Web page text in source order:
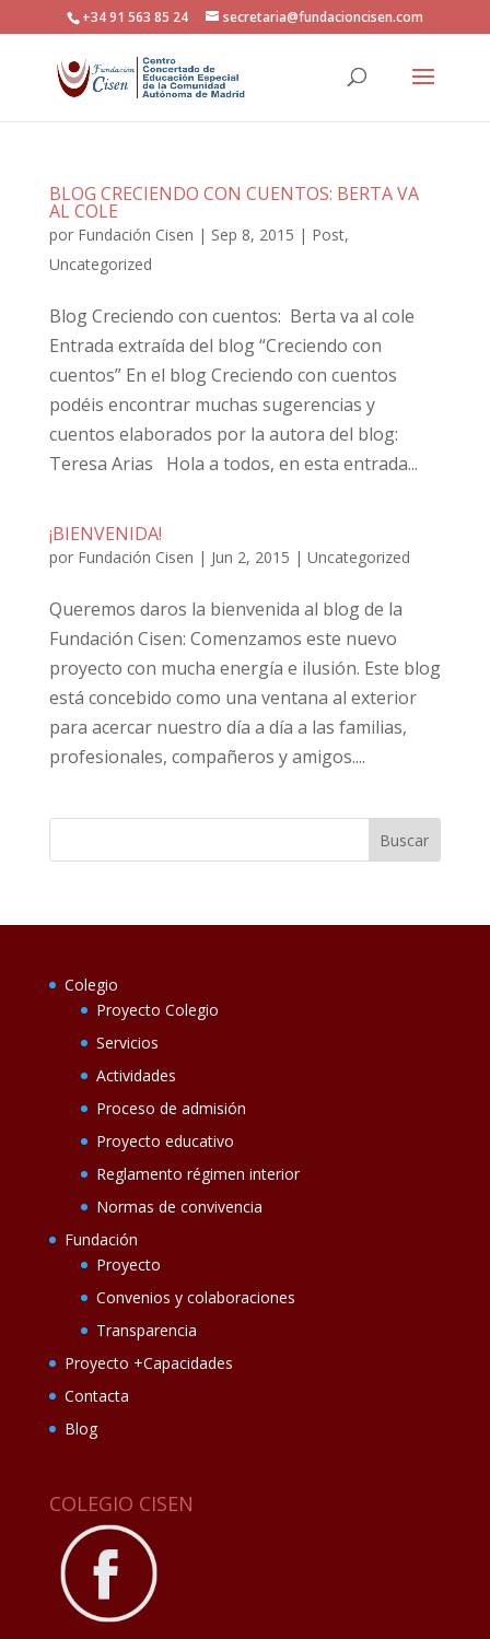
+34 91 563 85 24 secretaria@fundacioncisen.com
BLOG CRECIENDO CON CUENTOS: BERTA VA
AL COLE
por Fundación Cisen | Sep 8, 2015 | Post,
Uncategorized
Blog Creciendo con cuentos: Berta va al cole
Entrada extraída del blog “Creciendo con
cuentos” En el blog Creciendo con cuentos
podéis encontrar muchas sugerencias y
cuentos elaborados por la autora del blog:
Teresa Arias Hola a todos, en esta entrada...
¡BIENVENIDA!
por Fundación Cisen | Jun 2, 2015 | Uncategorized
Queremos daros la bienvenida al blog de la
Fundación Cisen: Comenzamos este nuevo
proyecto con mucha energía e ilusión. Este blog
está concebido como una ventana al exterior
para acercar nuestro día a día a las familias,
profesionales, compañeros y amigos....
Colegio
Proyecto Colegio
Servicios
Actividades
Proceso de admisión
Proyecto educativo
Reglamento régimen interior
Normas de convivencia
Fundación
Proyecto
Convenios y colaboraciones
Transparencia
Proyecto +Capacidades
Contacta
Blog
COLEGIO CISEN